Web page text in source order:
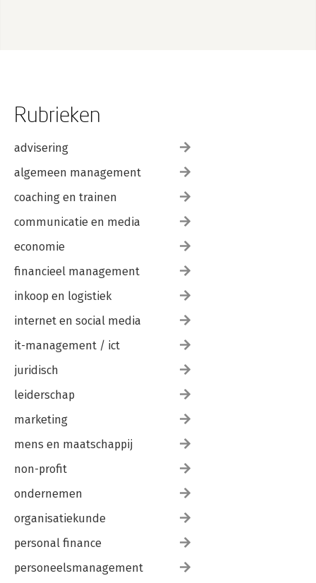
Rubrieken
advisering
algemeen management
coaching en trainen
communicatie en media
economie
financieel management
inkoop en logistiek
internet en social media
it-management / ict
juridisch
leiderschap
marketing
mens en maatschappij
non-profit
ondernemen
organisatiekunde
personal finance
personeelsmanagement